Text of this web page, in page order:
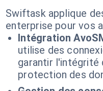
Swiftask applique
enterprise pour vos
Intégration
utilise des
garantir l'intégrité
protection des